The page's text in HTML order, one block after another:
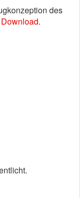
des
.